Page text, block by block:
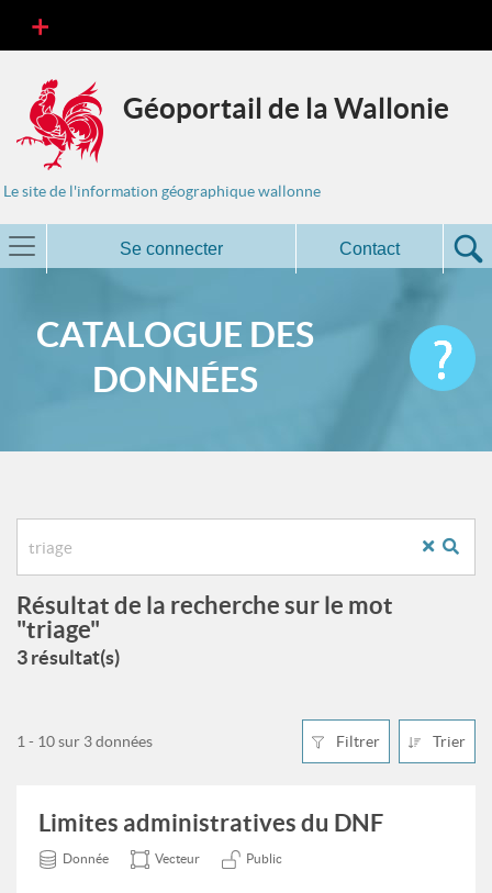
Géoportail de la Wallonie
Le site de l'information géographique wallonne
Se connecter Contact
CATALOGUE DES
DONNÉES
Résultat de la recherche sur le mot
"triage"
3 résultat(s)
Filtrer Trier
1 - 10 sur 3 données
Limites administratives du DNF
Donnée Vecteur Public